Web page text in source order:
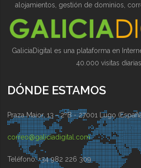
alojamientos, gestión de dominios,
GaliciaDigital es una plataforma en
40.000 visitas diarias.
DÓNDE ESTAMOS
Praza Maior, 13 - 2ºB - 27001 Lugo
correo@galiciadigital.com
Teléfono: +34 982 226 309